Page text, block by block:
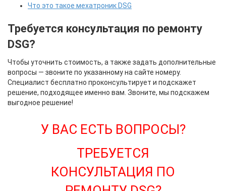
Что это такое мехатроник DSG
Требуется консультация по ремонту
DSG?
Чтобы уточнить стоимость, а также задать дополнительные
вопросы — звоните по указанному на сайте номеру.
Специалист бесплатно проконсультирует и подскажет
решение, подходящее именно вам. Звоните, мы подскажем
выгодное решение!
У ВАС ЕСТЬ ВОПРОСЫ?
ТРЕБУЕТСЯ
КОНСУЛЬТАЦИЯ ПО